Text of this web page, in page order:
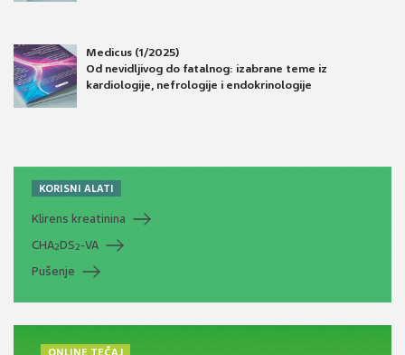
Medicus (1/2025)
Od nevidljivog do fatalnog: izabrane teme iz
kardiologije, nefrologije i endokrinologije
KORISNI ALATI
Klirens kreatinina
CHA2DS2-VA
Pušenje
ONLINE TEČAJ